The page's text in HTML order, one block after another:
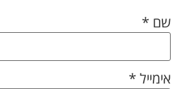
שם *
אימייל *